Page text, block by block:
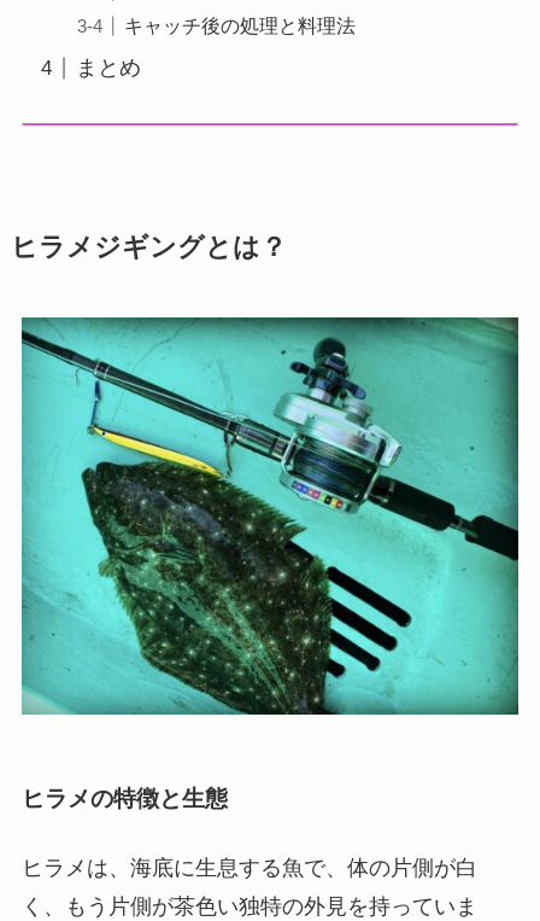
キャッチ後の処理と料理法
まとめ
ヒラメジギングとは？
ヒラメの特徴と生態
ヒラメは、海底に生息する魚で、体の片側が白
く、もう片側が茶色い独特の外見を持っていま